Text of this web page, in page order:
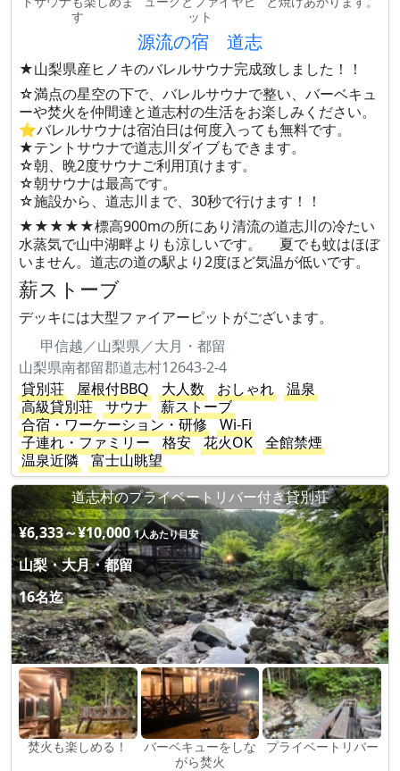
す
ット
源流の宿 道志
★山梨県産ヒノキのバレルサウナ完成致しました！！
☆満点の星空の下で、バレルサウナで整い、バーベキュ
ーや焚火を仲間達と道志村の生活をお楽しみください。
⭐️バレルサウナは宿泊日は何度入っても無料です。
★テントサウナで道志川ダイブもできます。
☆朝、晩2度サウナご利用頂けます。
☆朝サウナは最高です。
☆施設から、道志川まで、30秒で行けます！！
★★★★★標高900mの所にあり清流の道志川の冷たい
水蒸気で山中湖畔よりも涼しいです。 夏でも蚊はほぼ
いません。道志の道の駅より2度ほど気温が低いです。
薪ストーブ
デッキには大型ファイアーピットがございます。
甲信越／山梨県／大月・都留
山梨県南都留郡道志村12643-2-4
貸別荘
屋根付BBQ 大人数 おしゃれ
温泉
高級貸別荘
サウナ
薪ストーブ
合宿・ワーケーション・研修
Wi-Fi
子連れ・ファミリー
格安 花火OK
全館禁煙
温泉近隣
富士山眺望
道志村のプライベートリバー付き貸別荘
¥6,333～¥10,000 1人あたり目安
山梨・大月・都留
16名迄
焚火も楽しめる！
バーベキューをしな
がら焚火
プライベートリバー